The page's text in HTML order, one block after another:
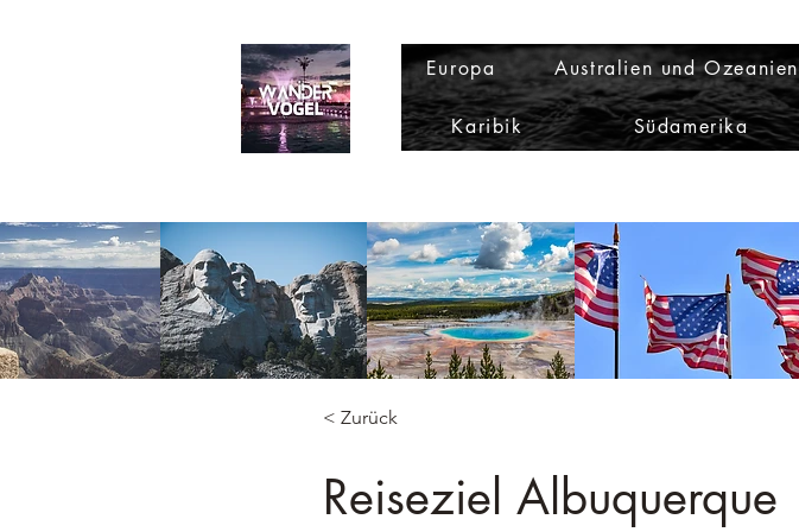
Europa Australien und Ozeanien
Karibik Südamerika
< Zurück
Reiseziel Albuquerque